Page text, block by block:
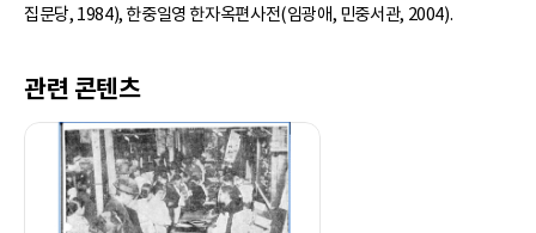
집문당, 1984), 한중일영 한자옥편사전(임광애, 민중서관, 2004).
관련 콘텐츠